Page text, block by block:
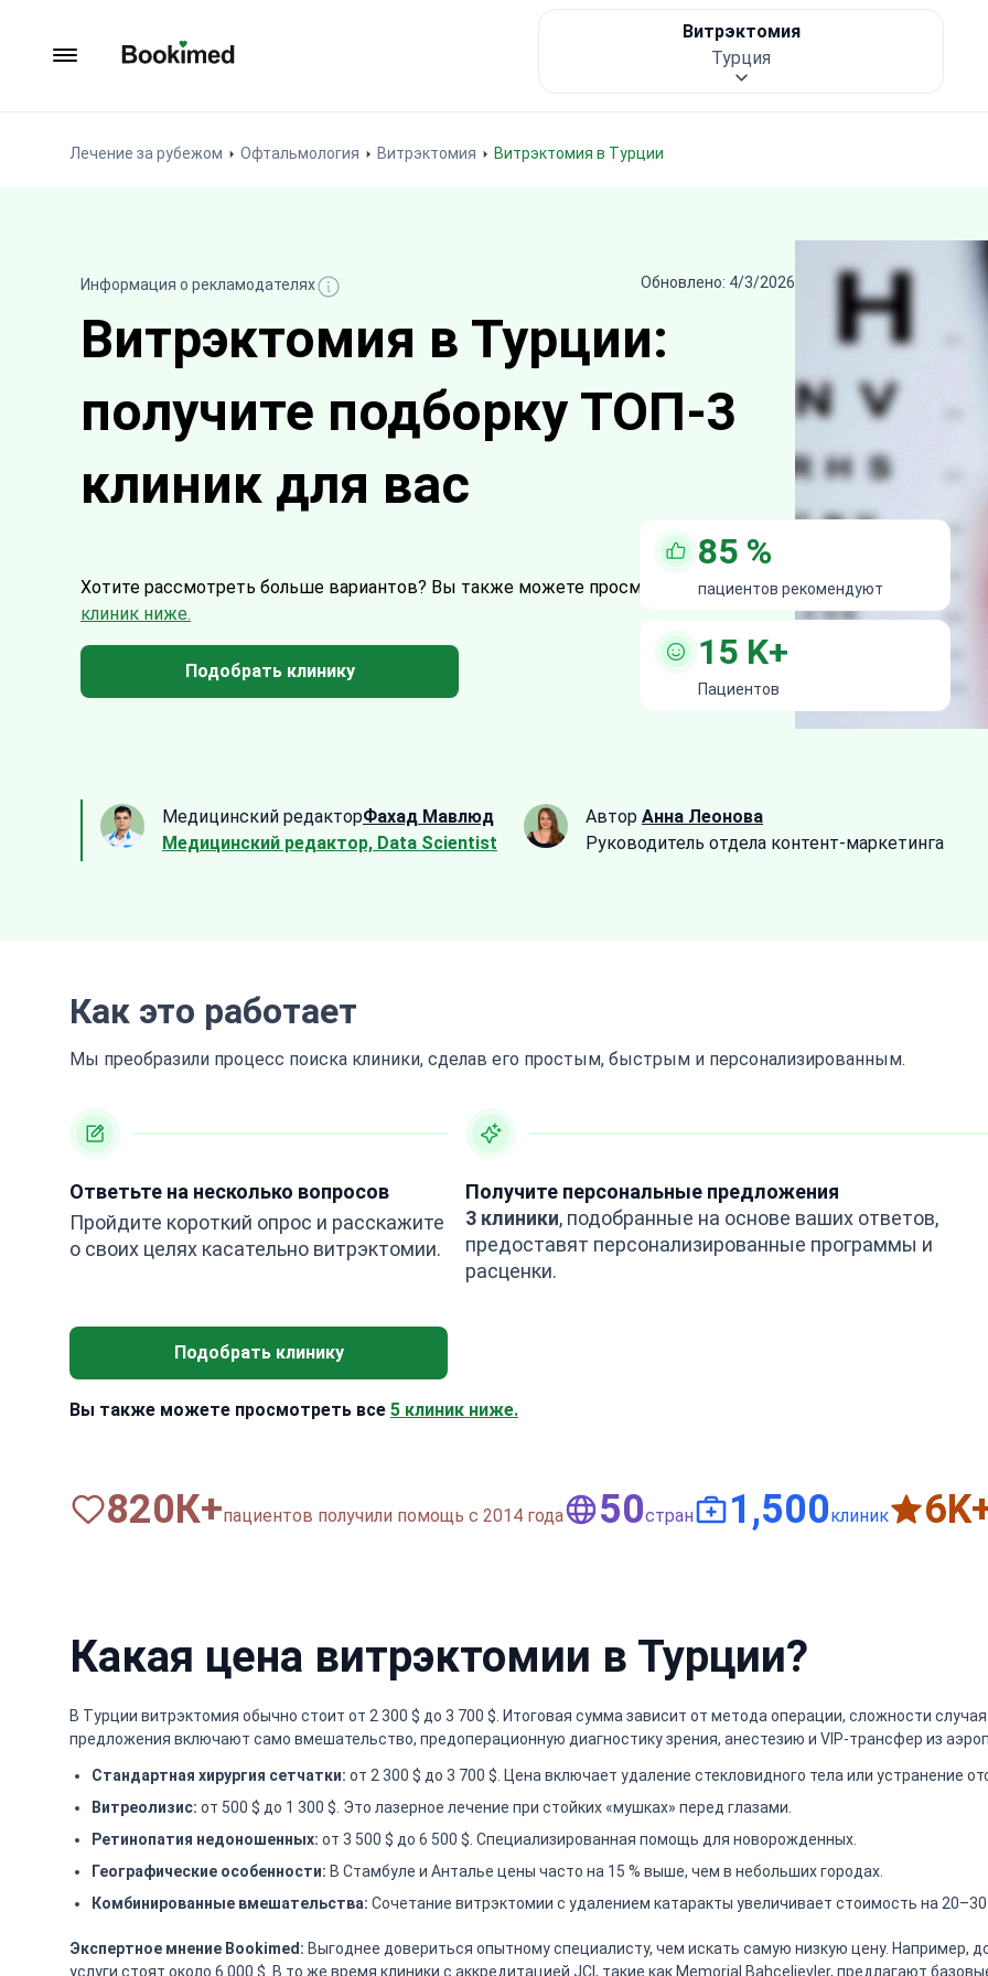
Лечение за рубежом Офтальмология Витрэктомия Витрэктомия в Турции
Витрэктомия
Турция
Информация о рекламодателях Обновлено: 4/3/2026
Витрэктомия в Турции:
получите подборку ТОП-3
клиник для вас
Хотите рассмотреть больше вариантов? Вы также можете просмотреть все5
клиник ниже.
Подобрать клинику
85 %
пациентов рекомендуют
15 K+
Пациентов
Медицинский редакторФахад Мавлюд
Медицинский редактор, Data Scientist
Автор Анна Леонова
Руководитель отдела контент-маркетинга
Как это работает
Мы преобразили процесс поиска клиники, сделав его простым, быстрым и персонализированным.
Ответьте на несколько вопросов
Пройдите короткий опрос и расскажите
о своих целях касательно витрэктомии.
Получите персональные предложения
3 клиники, подобранные на основе ваших ответов,
предоставят персонализированные программы и
расценки.
Подобрать клинику
Вы также можете просмотреть все 5 клиник ниже.
820К+пациентов получили помощь с 2014 года 50стран 1,500клиник 6
Какая цена витрэктомии в Турции?
В Турции витрэктомия обычно стоит от 2 300 $ до 3 700 $. Итоговая сумма зависит от метода операции, сложности
предложения включают само вмешательство, предоперационную диагностику зрения, анестезию и VIP-трансфер из
Стандартная хирургия сетчатки: от 2 300 $ до 3 700 $. Цена включает удаление стекловидного тела или устранение
Витреолизис: от 500 $ до 1 300 $. Это лазерное лечение при стойких «мушках» перед глазами.
Ретинопатия недоношенных: от 3 500 $ до 6 500 $. Специализированная помощь для новорожденных.
Географические особенности: В Стамбуле и Анталье цены часто на 15 % выше, чем в небольших городах.
Комбинированные вмешательства: Сочетание витрэктомии с удалением катаракты увеличивает стоимость на 20–30
Экспертное мнение Bookimed: Выгоднее довериться опытному специалисту, чем искать самую низкую цену. Например,
услуги стоят около 6 000 $. В то же время клиники с аккредитацией JCI, такие как Memorial Bahçelievler, предлагают